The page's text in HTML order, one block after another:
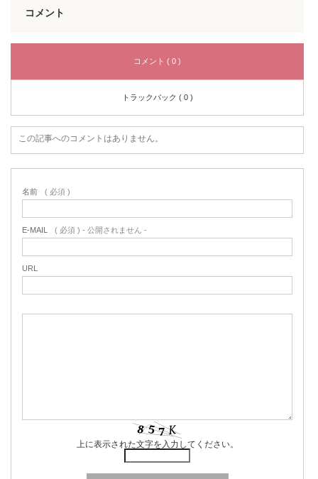
コメント
コメント ( 0 )
トラックバック ( 0 )
この記事へのコメントはありません。
名前 ( 必須 )
E-MAIL ( 必須 ) - 公開されません -
URL
上に表示された文字を入力してください。